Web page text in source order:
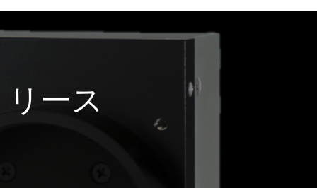
ース